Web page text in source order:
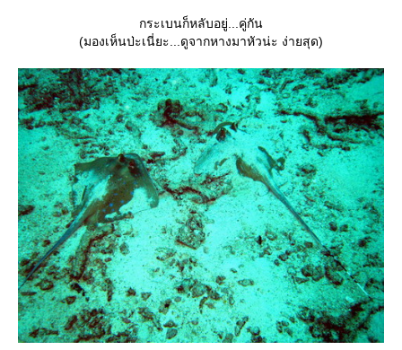
กระเบนก็หลับอยู่...คู่กัน
(มองเห็นป่ะเนี่ยะ...ดูจากหางมาหัวน่ะ ง่ายสุด)